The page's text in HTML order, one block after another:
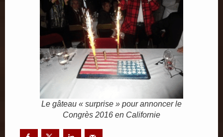
Le gâteau « surprise » pour annoncer le
Congrès 2016 en Californie